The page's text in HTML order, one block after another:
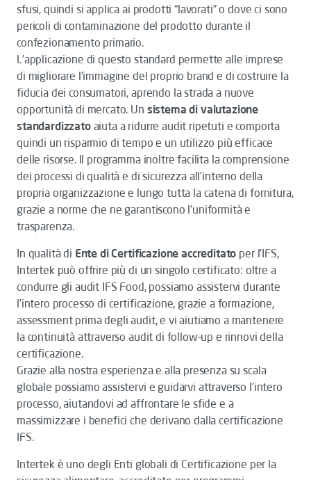
sfusi, quindi si applica ai prodotti “lavorati” o dove ci sono
pericoli di contaminazione del prodotto durante il
confezionamento primario.
L’applicazione di questo standard permette alle imprese
di migliorare l’immagine del proprio brand e di costruire la
fiducia dei consumatori, aprendo la strada a nuove
opportunità di mercato. Un sistema di valutazione
standardizzatoaiuta a ridurre audit ripetuti e comporta
quindi un risparmio di tempo e un utilizzo più efficace
delle risorse. Il programma inoltre facilita la comprensione
dei processi di qualità e di sicurezza all’interno della
propria organizzazione e lungo tutta la catena di fornitura,
grazie a norme che ne garantiscono l’uniformità e
trasparenza.
In qualità di Ente di Certificazione accreditato per l’IFS,
Intertek può offrire più di un singolo certificato: oltre a
condurre gli audit IFS Food, possiamo assistervi durante
l’intero processo di certificazione, grazie a formazione,
assessment prima degli audit, e vi aiutiamo a mantenere
la continuità attraverso audit di follow-up e rinnovi della
certificazione.
Grazie alla nostra esperienza e alla presenza su scala
globale possiamo assistervi e guidarvi attraverso l’intero
processo, aiutandovi ad affrontare le sfide e a
massimizzare i benefici che derivano dalla certificazione
IFS.
Intertek è uno degli Enti globali di Certificazione per la